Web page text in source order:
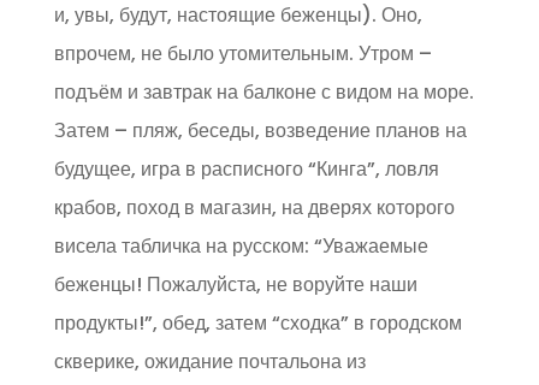
и, увы, будут, настоящие беженцы). Оно,
впрочем, не было утомительным. Утром –
подъём и завтрак на балконе с видом на море.
Затем – пляж, беседы, возведение планов на
будущее, игра в расписного “Кинга”, ловля
крабов, поход в магазин, на дверях которого
висела табличка на русском: “Уважаемые
беженцы! Пожалуйста, не воруйте наши
продукты!”, обед, затем “сходка” в городском
скверике, ожидание почтальона из